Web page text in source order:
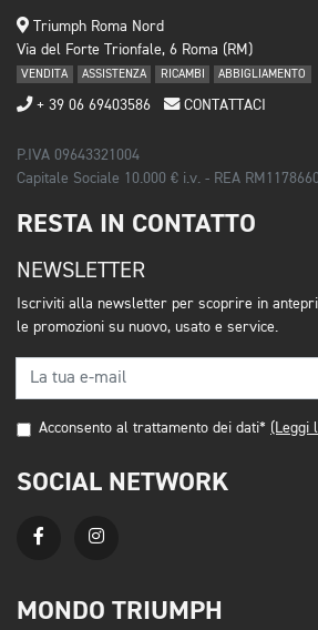
Triumph Roma Nord
Via del Forte Trionfale, 6 Roma (RM)
VENDITA ASSISTENZA RICAMBI ABBIGLIAMENTO
+ 39 06 69403586 CONTATTACI
P.IVA 09643321004
Capitale Sociale 10.000 € i.v. - REA RM1178660
RESTA IN CONTATTO
NEWSLETTER
Iscriviti alla newsletter per scoprire in
le promozioni su nuovo, usato e service.
Acconsento al trattamento dei dati* (Leggi
SOCIAL NETWORK
MONDO TRIUMPH